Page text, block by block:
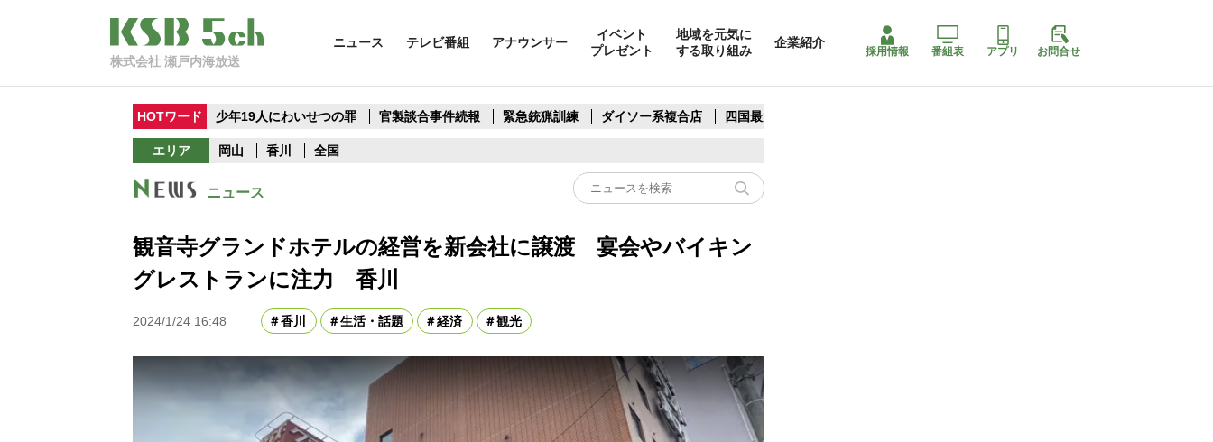
株式会社 瀬戸内海放送
ニュース テレビ番組 アナウンサー
イベント
プレゼント
地域を元気に
する取り組み
企業紹介
採用情報 番組表 アプリ お問合せ
HOTワード 少年19人にわいせつの罪 官製談合事件続報 緊急銃猟訓練 ダイソー系複合店 四国最大スリコ
エリア 岡山 香川 全国
ニュース
観音寺グランドホテルの経営を新会社に譲渡 宴会やバイキン
グレストランに注力 香川
2024/1/24 16:48 香川 生活・話題 経済 観光